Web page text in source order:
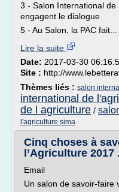
3 - Salon International
engagent le dialogue
5 - Au Salon, la PAC fait...
Lire la suite
Date: 2017-03-30
Site : http://
Thèmes liés : salon
international de
de l agriculture /
l'agriculture sima
Cinq choses à
l’Agriculture 2017
Email
Un salon de savoir-faire